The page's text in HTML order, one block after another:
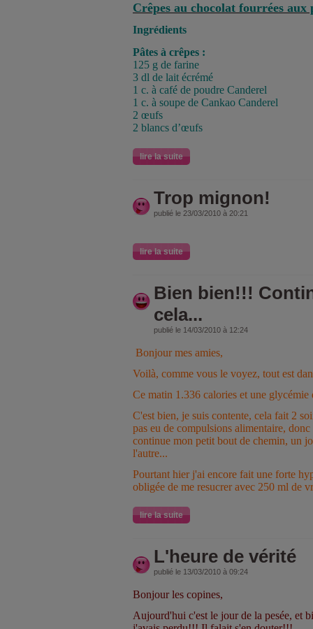
Crêpes au chocolat fourrées aux
Ingrédients
Pâtes à crêpes :
125 g de farine
3 dl de lait écrémé
1 c. à café de poudre Canderel
1 c. à soupe de Cankao Canderel
2 œufs
2 blancs d’œufs
lire la suite
Trop mignon!
publié le 23/03/2010 à 20:21
lire la suite
Bien bien!!!
cela...
publié le 14/03/2010 à 12:24
Bonjour mes amies,
Voilà, comme vous le voyez, tout est
Ce matin 1.336 calories et une
C'est bien, je suis contente, cela fait 2
pas eu de compulsions alimentaire, donc
continue mon petit bout de chemin, un
l'autre...
Pourtant hier j'ai encore fait une forte
obligée de me resucrer avec 250 ml de
lire la suite
L'heure de vérité
publié le 13/03/2010 à 09:24
Bonjour les copines,
Aujourd'hui c'est le jour de la pesée, et